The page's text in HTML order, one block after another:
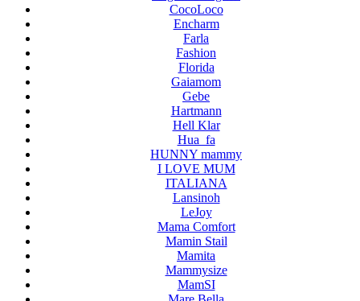
CocoLoco
Encharm
Farla
Fashion
Florida
Gaiamom
Gebe
Hartmann
Hell Klar
Hua_fa
HUNNY mammy
I LOVE MUM
ITALIANA
Lansinoh
LeJoy
Mama Comfort
Mamin Stail
Mamita
Mammysize
MamSI